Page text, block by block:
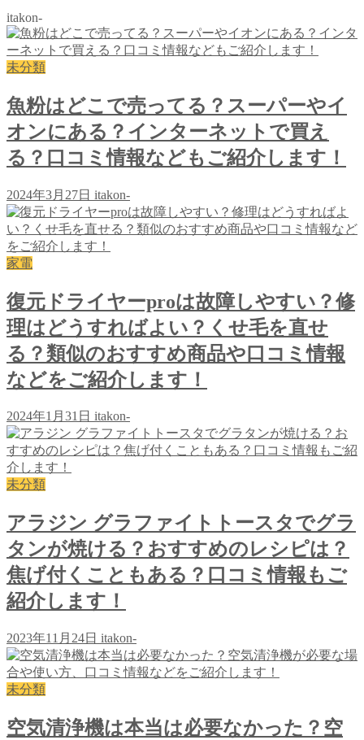
itakon-
未分類
魚粉はどこで売ってる？スーパーやイ
オンにある？インターネットで買え
る？口コミ情報などもご紹介します！
2024年3月27日 itakon-
家電
復元ドライヤーproは故障しやすい？修
理はどうすればよい？くせ毛を直せ
る？類似のおすすめ商品や口コミ情報
などをご紹介します！
2024年1月31日 itakon-
未分類
アラジン グラファイトトースタでグラ
タンが焼ける？おすすめのレシピは？
焦げ付くこともある？口コミ情報もご
紹介します！
2023年11月24日 itakon-
未分類
空気清浄機は本当は必要なかった？空